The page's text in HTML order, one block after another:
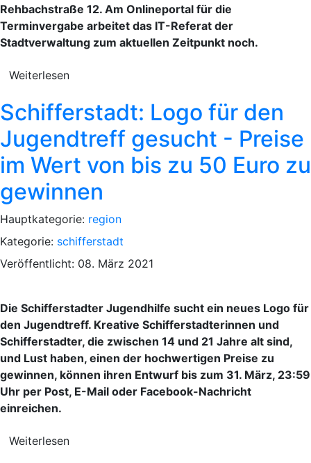
Rehbachstraße 12. Am Onlineportal für die
Terminvergabe arbeitet das IT-Referat der
Stadtverwaltung zum aktuellen Zeitpunkt noch.
Weiterlesen
Schifferstadt: Logo für den
Jugendtreff gesucht - Preise
im Wert von bis zu 50 Euro zu
gewinnen
Hauptkategorie: region
Kategorie: schifferstadt
Veröffentlicht: 08. März 2021
Die Schifferstadter Jugendhilfe sucht ein neues Logo für
den Jugendtreff. Kreative Schifferstadterinnen und
Schifferstadter, die zwischen 14 und 21 Jahre alt sind,
und Lust haben, einen der hochwertigen Preise zu
gewinnen, können ihren Entwurf bis zum 31. März, 23:59
Uhr per Post, E-Mail oder Facebook-Nachricht
einreichen.
Weiterlesen